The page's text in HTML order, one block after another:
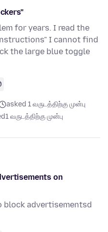
for years. I read the
I cannot find
the large blue toggle
asked 1 வருடத்திற்கு முன்பு
1 வருடத்திற்கு முன்பு
on
block advertisementsd